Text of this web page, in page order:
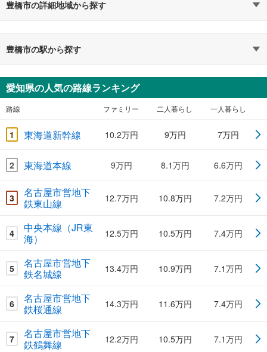
豊橋市の詳細地域から探す
豊橋市の駅から探す
愛知県の人気の路線ランキング
路線 ファミリー 二人暮らし 一人暮らし
1 東海道新幹線 10.2万円 9万円 7万円
2 東海道本線 9万円 8.1万円 6.6万円
3
名古屋市営地下
鉄東山線
12.7万円 10.8万円 7.2万円
4
中央本線（JR東
海）
12.5万円 10.5万円 7.4万円
5
名古屋市営地下
鉄名城線
13.4万円 10.9万円 7.1万円
6
名古屋市営地下
鉄桜通線
14.3万円 11.6万円 7.4万円
7
名古屋市営地下
鉄鶴舞線
12.2万円 10.5万円 7.1万円